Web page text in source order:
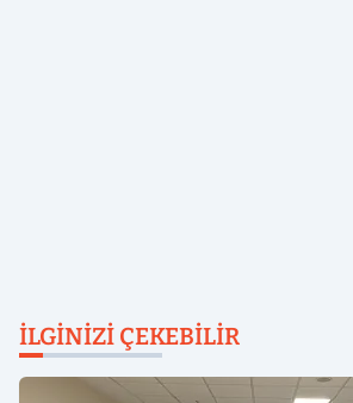
İLGINIZI ÇEKEBILIR